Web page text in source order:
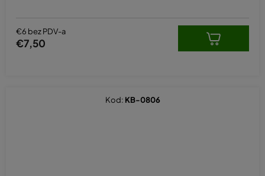
€6 bez PDV-a
€7,50
Kod: KB-0806